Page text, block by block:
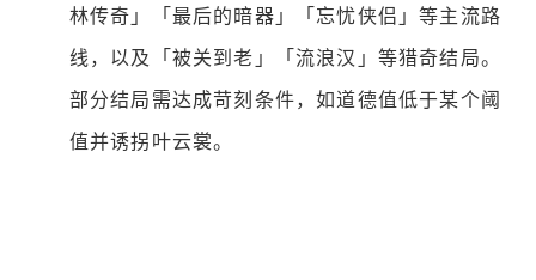
林传奇」「最后的暗器」「忘忧侠侣」等主流路
线，以及「被关到老」「流浪汉」等猎奇结局。
部分结局需达成苛刻条件，如道德值低于某个阈
值并诱拐叶云裳。